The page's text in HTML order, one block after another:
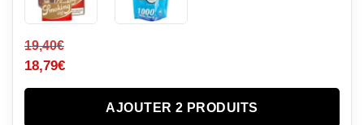
19,40€
18,79€
AJOUTER 2 PRODUITS